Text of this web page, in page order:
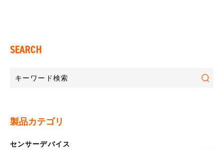
SEARCH
製品カテゴリ
センサーデバイス